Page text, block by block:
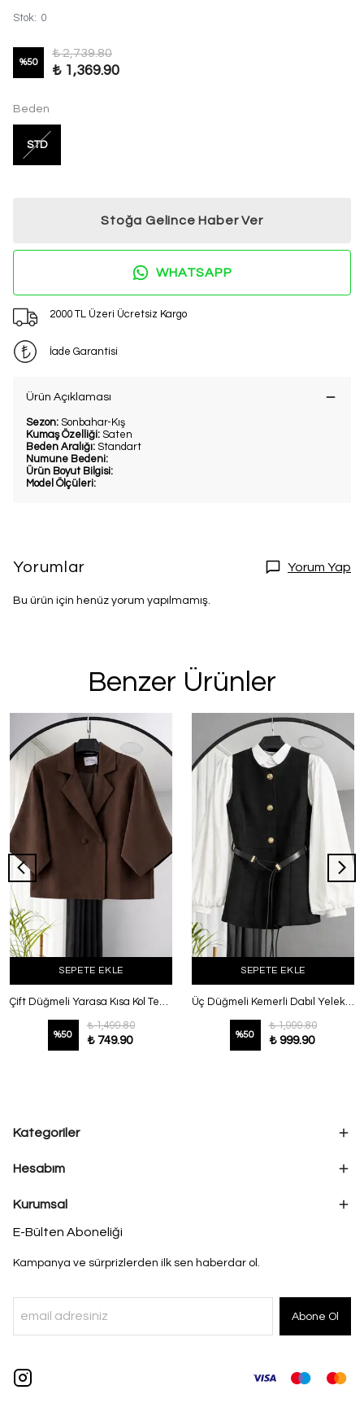
Stok: 0
%50
₺ 2,739.80
₺ 1,369.90
Beden
STD
Stoğa Gelince Haber Ver
WHATSAPP
2000 TL Üzeri Ücretsiz Kargo
İade Garantisi
Ürün Açıklaması
Sezon: Sonbahar-Kış
Kumaş Özelliği: Saten
Beden Aralığı: Standart
Numune Bedeni:
Ürün Boyut Bilgisi:
Model Ölçüleri:
Yorumlar Yorum Yap
Bu ürün için henüz yorum yapılmamış.
Benzer Ürünler
SEPETE EKLE
Çift Düğmeli Yarasa Kısa Kol Tencel Ceket Kahve
%50
₺ 1,499.80
₺ 749.90
SEPETE EKLE
Üç Düğmeli Kemerli Dabıl Yelek Siyah
%50
₺ 1,999.80
₺ 999.90
Kategoriler
Hesabım
Kurumsal
E-Bülten Aboneliği
Kampanya ve sürprizlerden ilk sen haberdar ol.
Abone Ol